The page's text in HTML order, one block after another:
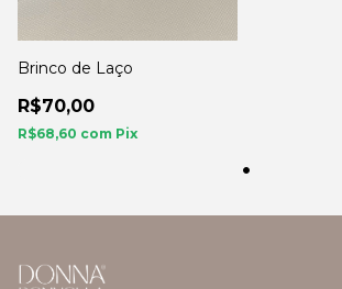
Brinco de Laço
R$70,00
R$68,60 com Pix